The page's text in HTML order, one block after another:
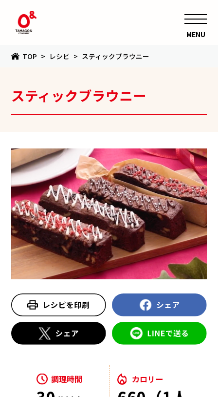
MENU
TOP レシピ スティックブラウニー
スティックブラウニー
調理時間 カロリー